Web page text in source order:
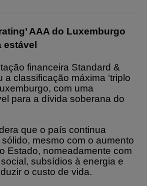
AAA do Luxemburgo
financeira Standard &
a classificação máxima ‘triplo
com uma
para a dívida soberana do
que o país continua
mesmo com o aumento
Estado, nomeadamente com
subsídios à energia e
o custo de vida.